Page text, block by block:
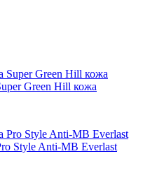
Green Hill кожа
Style Anti-MB Everlast